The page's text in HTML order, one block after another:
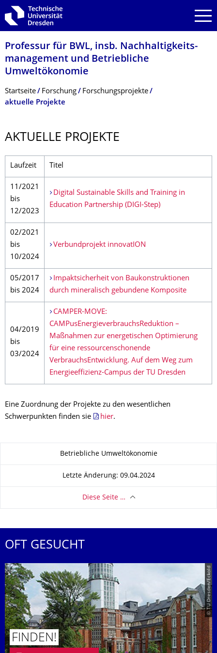
Zur Hauptnavigation springen
Zur Suche springen
Zum Inhalt springen
Professur für BWL, insb. Nachhaltigkeits­
management und Betriebliche
Umweltökonomie
Breadcrumb-Menü
Startseite Forschung
Forschungsprojekte
aktuelle Projekte
AKTUELLE PROJEKTE
Laufzeit Titel
11/2021
bis
12/2023
Digital Sustainable Skills and Training in
Education Partnership (DIGI-Step)
02/2021
bis
10/2024
Verbundprojekt innovatION
05/2017
bis 2024
Impaktsicherheit von Baukonstruktionen
durch mineralisch gebundene Komposite
04/2019
bis
03/2024
CAMPER-MOVE:
CAMPusEnergieverbrauchsReduktion –
Maßnahmen zur energetischen Optimierung
für eine ressourcenschonende
VerbrauchsEntwicklung. Auf dem Weg zum
Energieeffizienz-Campus der TU Dresden
Eine Zuordnung der Projekte zu den wesentlichen
Schwerpunkten finden sie
hier.
Zu dieser SeiteBetriebliche Umweltökonomie
Letzte Änderung: 09.04.2024
Diese Seite …
OFT GESUCHT
© TU Dresden/Eckold
FINDEN!